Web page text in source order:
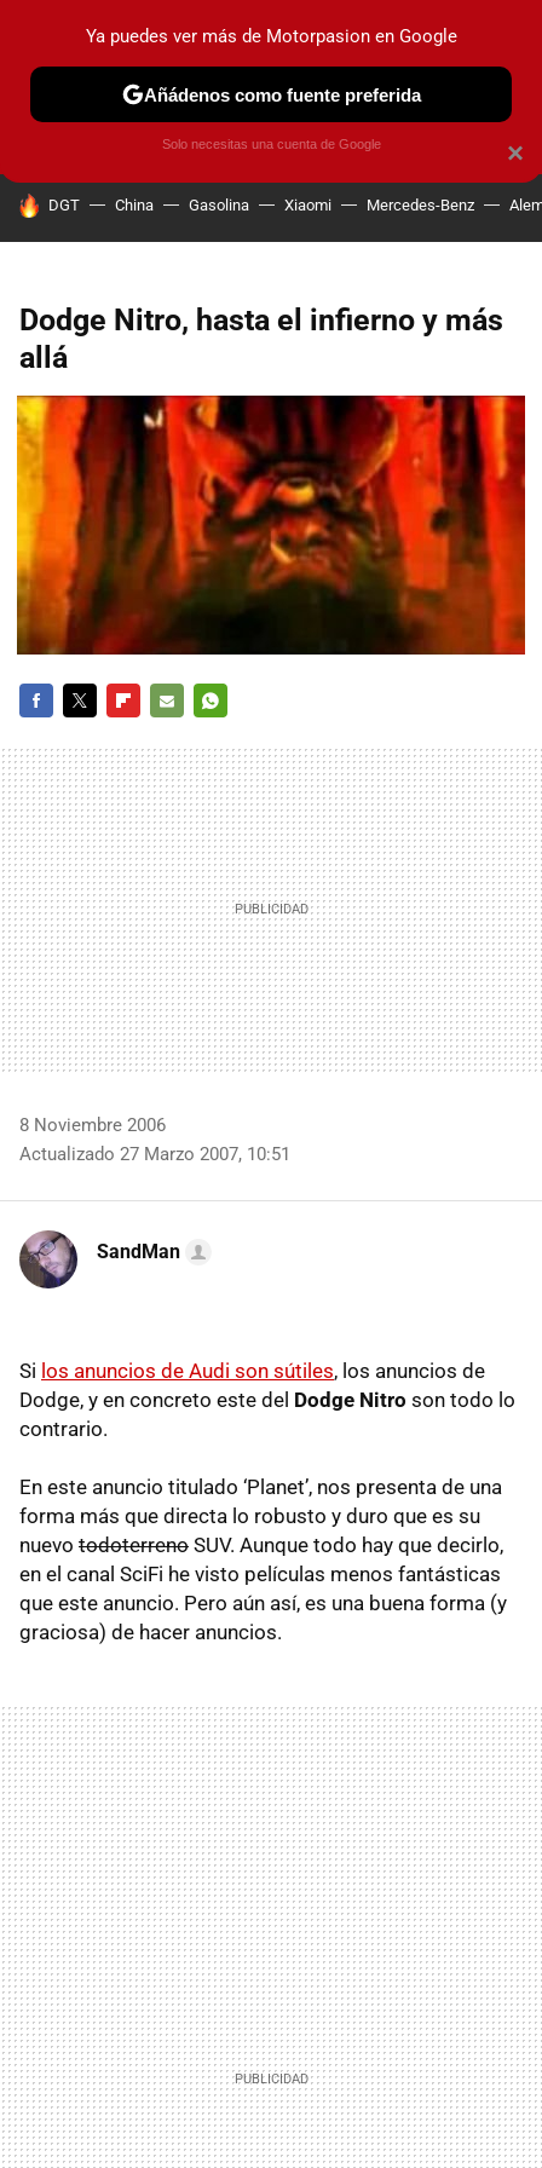
PRUEBAS COCHES ELÉCTRICOS OBSERVATORIO
HOY SE HABLA DE
DGT China Gasolina Xiaomi Mercedes-Benz
Dodge Nitro, hasta el infierno y más
allá
MAIL
8 Noviembre 2006
Actualizado 27 Marzo 2007, 10:51
SandMan
Si los anuncios de Audi son sútiles, los anuncios de
Dodge, y en concreto este del Dodge Nitro son todo lo
contrario.
En este anuncio titulado ‘Planet’, nos presenta de una
forma más que directa lo robusto y duro que es su
nuevo todoterreno SUV. Aunque todo hay que decirlo,
en el canal SciFi he visto películas menos fantásticas
que este anuncio. Pero aún así, es una buena forma (y
graciosa) de hacer anuncios.
×
Ya puedes ver más de Motorpasion en Google
Añádenos como fuente preferida
Solo necesitas una cuenta de Google